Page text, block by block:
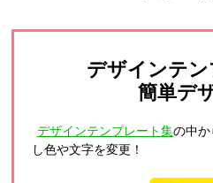
デザインテ
簡単デ
デザインテンプレート集の中
し色や文字を変更！